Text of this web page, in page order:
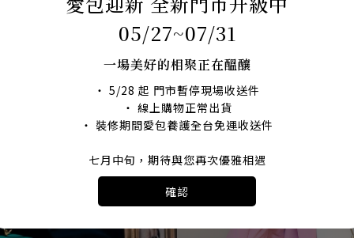
05/27~07/31
一場美好的相聚正在醞釀
・ 5/28 起 門市暫停現場收送件
・ 線上購物正常出貨
・ 裝修期間愛包養護全台免運收送件
七月中旬，期待與您再次優雅相遇
專屬 LINE@ 客服隨時為您解答
確認